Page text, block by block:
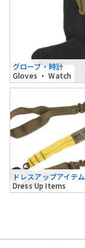
グローブ・時計
Gloves ・ Watch
ドレスアップアイテム
Dress Up Items